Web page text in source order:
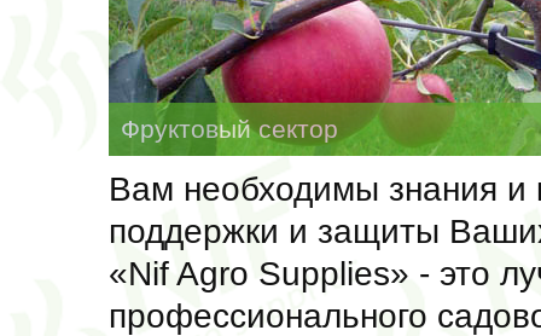
Фруктовый сектор
Вам необходимы знания и
поддержки и защиты
«Nif Agro Supplies» - это
профессионального